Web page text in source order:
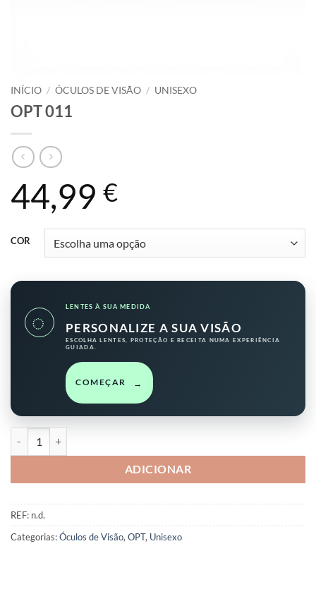
INÍCIO / ÓCULOS DE VISÃO / UNISEXO
OPT 011
44,99 €
COR
◌
LENTES À SUA MEDIDA
PERSONALIZE A SUA VISÃO
ESCOLHA LENTES, PROTEÇÃO E RECEITA NUMA EXPERIÊNCIA
GUIADA.
COMEÇAR →
ADICIONAR
REF: n.d.
Categorias:Óculos de Visão, OPT, Unisexo